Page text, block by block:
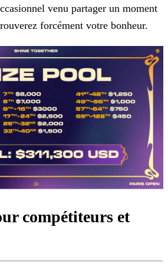
venu partager un moment
forcément votre bonheur.
compétiteurs et